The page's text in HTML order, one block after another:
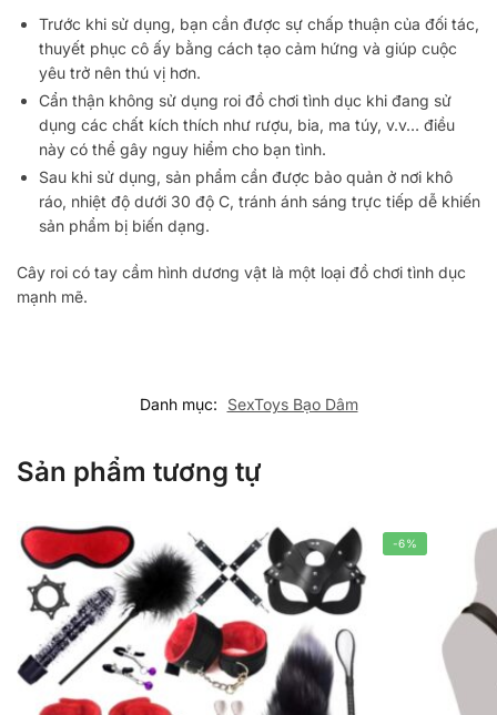
Trước khi sử dụng, bạn cần được sự chấp thuận của đối tác,
thuyết phục cô ấy bằng cách tạo cảm hứng và giúp cuộc
yêu trở nên thú vị hơn.
Cẩn thận không sử dụng roi đồ chơi tình dục khi đang sử
dụng các chất kích thích như rượu, bia, ma túy, v.v… điều
này có thể gây nguy hiểm cho bạn tình.
Sau khi sử dụng, sản phẩm cần được bảo quản ở nơi khô
ráo, nhiệt độ dưới 30 độ C, tránh ánh sáng trực tiếp dễ khiến
sản phẩm bị biến dạng.
Cây roi có tay cầm hình dương vật là một loại đồ chơi tình dục
mạnh mẽ.
Danh mục: SexToys Bạo Dâm
Sản phẩm tương tự
-6%